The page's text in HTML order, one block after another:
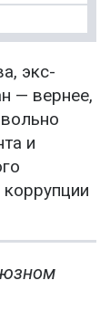
экс-
— вернее,
и